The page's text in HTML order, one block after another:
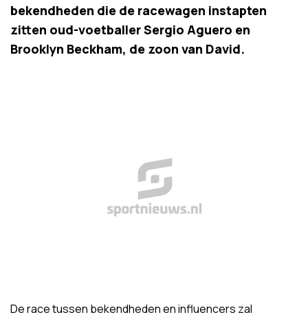
bekendheden die de racewagen instapten
zitten oud-voetballer Sergio Aguero en
Brooklyn Beckham, de zoon van David.
De race tussen bekendheden en influencers zal